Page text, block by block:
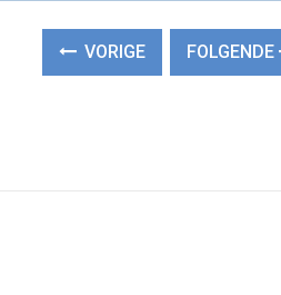
VORIGE FOLGENDE